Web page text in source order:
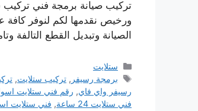
تركيب صيانة برمجة فني
ورخيص نقدمها لكم لنوفر كافة
الصيانة وتبديل القطع التالفة
التصنيفات
ستلايت
الوسوم
برمجة رسيفر ,تركيب ستلايت,
رسيفر واي فاي, رقم فني ستلايت
فني ستلايت 24 ساعة
, فني ستلايت